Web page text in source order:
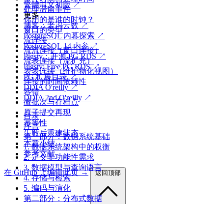
繁體中文初版 ↗
更多
博客：老冯云数 ↗
PostgreSQL 内幕探索 ↗
PostgreSQL 14 内参 ↗
Pigsty：开源 PG RDS ↗
Pigsty: Free PG RDS ↗
PG 扩展目录 ↗
DDIA O'reilly ↗
DDIA 2nd O'reilly ↗
目录
序言
第一部分：数据系统基础
1. 数据系统架构中的权衡
2. 定义非功能性需求
3. 数据模型与查询语言
4. 存储与检索
5. 编码与演化
第二部分：分布式数据
处理滞留事件
你用的是谁的时钟？
窗口的类型
流连接
流流连接（窗口连接）
流表连接（流扩充）
表表连接（维护物化视图）
连接的时间依赖性
容错
微批次与存档点
原子提交再现
幂等性
失败后重建状态
本章小结
参考文献
在 GitHub 上编辑此页 → 返回顶部